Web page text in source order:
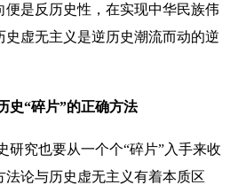
便是反历史性，在实现中华民族伟
史虚无主义是逆历史潮流而动的逆
史“碎片”的正确方法
研究也要从一个个“碎片”入手来收
论与历史虚无主义有着本质区